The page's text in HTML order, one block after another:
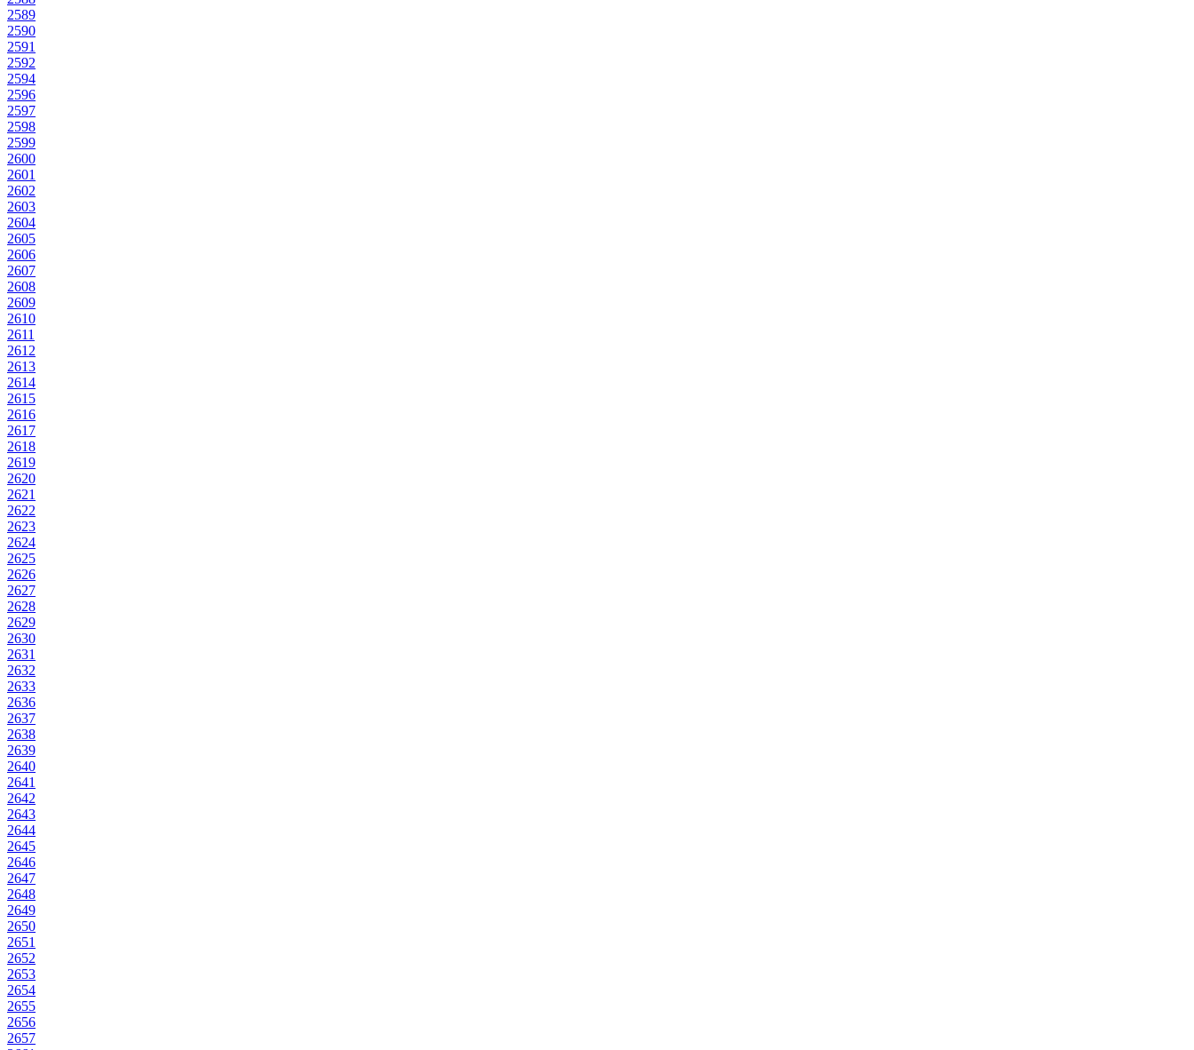
2589
2590
2591
2592
2594
2596
2597
2598
2599
2600
2601
2602
2603
2604
2605
2606
2607
2608
2609
2610
2611
2612
2613
2614
2615
2616
2617
2618
2619
2620
2621
2622
2623
2624
2625
2626
2627
2628
2629
2630
2631
2632
2633
2636
2637
2638
2639
2640
2641
2642
2643
2644
2645
2646
2647
2648
2649
2650
2651
2652
2653
2654
2655
2656
2657